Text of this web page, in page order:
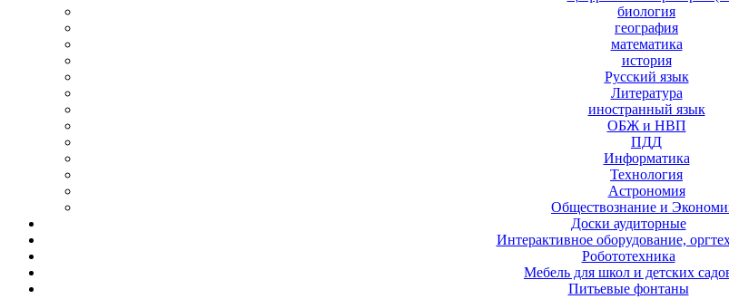
биология
география
математика
история
Русский язык
Литература
иностранный язык
ОБЖ и НВП
ПДД
Информатика
Технология
Астрономия
Обществознание и
Доски аудиторные
Интерактивное оборудование,
Робототехника
Мебель для школ и детских
Питьевые фонтаны